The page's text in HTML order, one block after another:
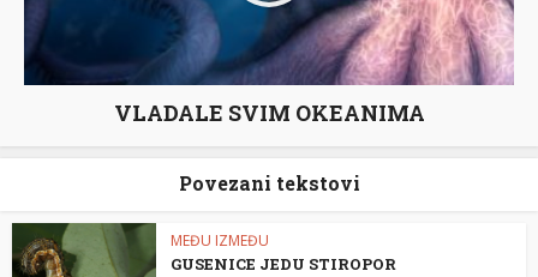
VLADALE SVIM OKEANIMA
Povezani tekstovi
MEĐU IZMEĐU
GUSENICE JEDU STIROPOR